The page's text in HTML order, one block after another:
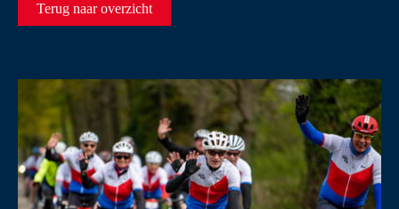
Terug naar overzicht